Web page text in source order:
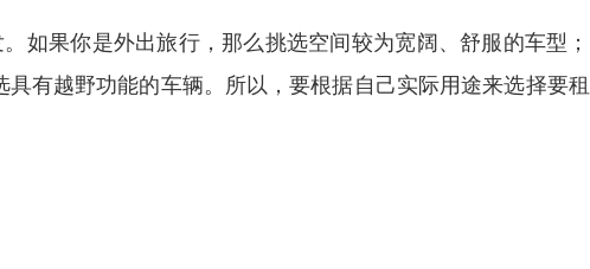
如果你是外出旅行，那么挑选空间较为宽阔、舒服的车型
有越野功能的车辆。所以，要根据自己实际用途来选择要